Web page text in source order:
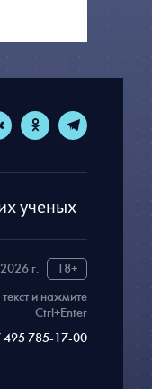
ученых
г.
18+
и нажмите
Ctrl+Enter
495 785-17-00